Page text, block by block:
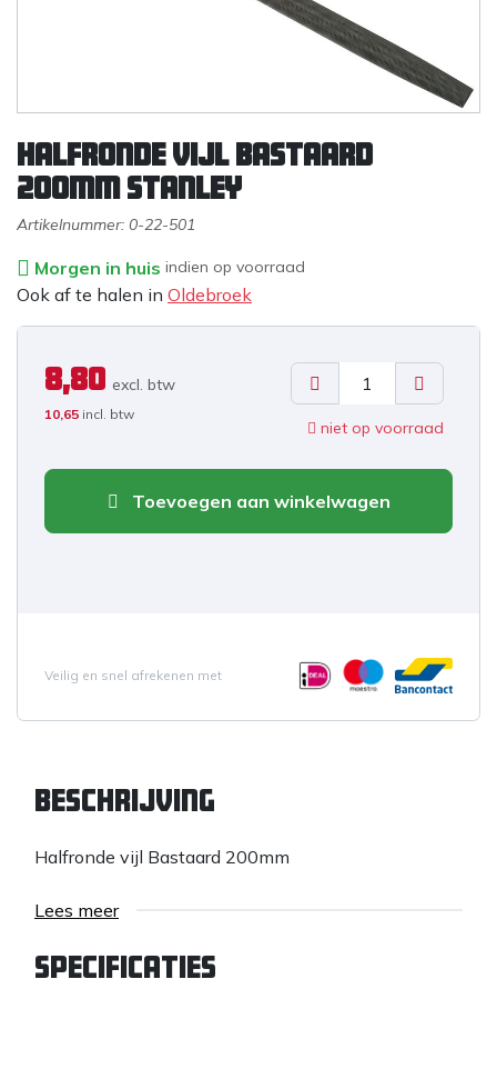
Halfronde vijl Bastaard
200mm stanley
Artikelnummer: 0-22-501
Morgen in huis indien op voorraad
Ook af te halen in Oldebroek
8,80 excl. btw
10,65 incl. btw
niet op voorraad
Toevoegen aan winkelwagen
Veilig en snel afrekenen met
Beschrijving
Halfronde vijl Bastaard 200mm
Lees meer
Specificaties